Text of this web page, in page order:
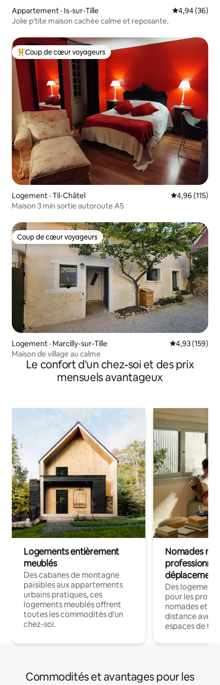
Appartement · Is-sur-Tille Note
4,94 (36)
Jolie p'tite maison cachée calme et reposante.
Coup de cœur voyageurs parmi les plus aimés
Coup de cœur voyageurs
Logement · Til-Châtel Note
4,96 (115)
Maison 3 min sortie autoroute A5
Coup de cœur voyageurs
Coup de cœur voyageurs
Logement · Marcilly-sur-Tille Note
4,93 (159)
Maison de village au calme
Le confort d'un chez-soi et des prix
mensuels avantageux
Logements entièrement
meublés
Des cabanes de montagne
paisibles aux appartements
urbains pratiques, ces
logements meublés offrent
toutes les commodités d'un
chez-soi.
Nomades
déplacement
Des
pour les
nomades et
distance avec
espaces de
Commodités et avantages pour les